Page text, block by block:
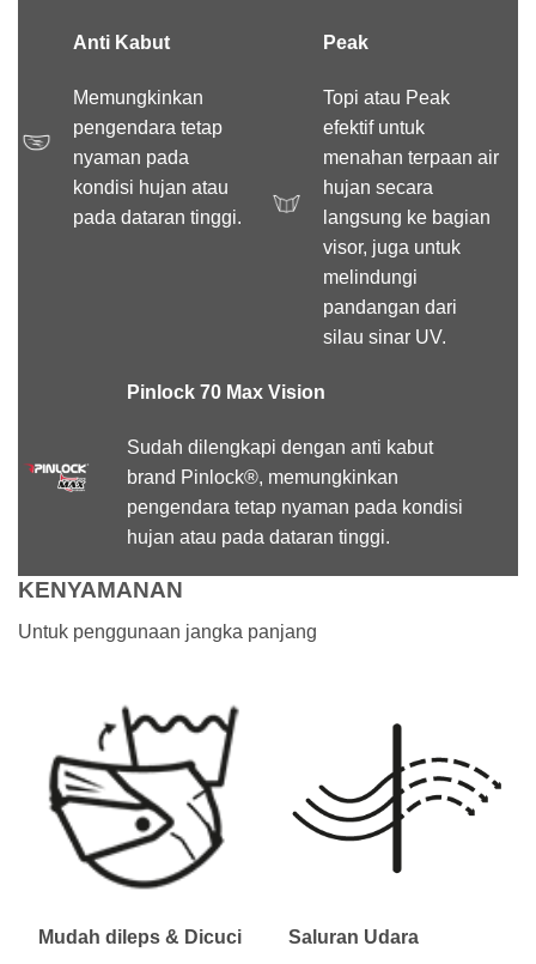
Anti Kabut
Memungkinkan
pengendara tetap
nyaman pada
kondisi hujan atau
pada dataran tinggi.
Peak
Topi atau Peak
efektif untuk
menahan terpaan air
hujan secara
langsung ke bagian
visor, juga untuk
melindungi
pandangan dari
silau sinar UV.
Pinlock 70 Max Vision
Sudah dilengkapi dengan anti kabut
brand Pinlock®, memungkinkan
pengendara tetap nyaman pada kondisi
hujan atau pada dataran tinggi.
KENYAMANAN
Untuk penggunaan jangka panjang
Mudah dileps & Dicuci Saluran Udara